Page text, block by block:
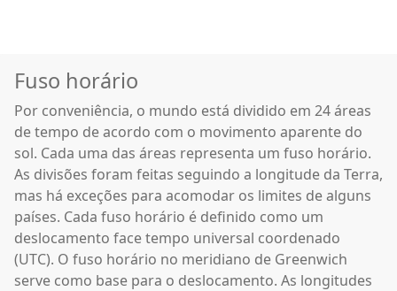
Fuso horário
Por conveniência, o mundo está dividido em 24 áreas
de tempo de acordo com o movimento aparente do
sol. Cada uma das áreas representa um fuso horário.
As divisões foram feitas seguindo a longitude da Terra,
mas há exceções para acomodar os limites de alguns
países. Cada fuso horário é definido como um
deslocamento face tempo universal coordenado
(UTC). O fuso horário no meridiano de Greenwich
serve como base para o deslocamento. As longitudes